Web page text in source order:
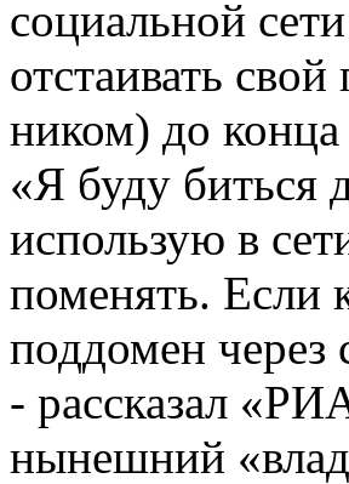
социальной
отстаивать
ником) до конца
«Я буду биться
использую в
поменять. Если
поддомен через
- рассказал
нынешний